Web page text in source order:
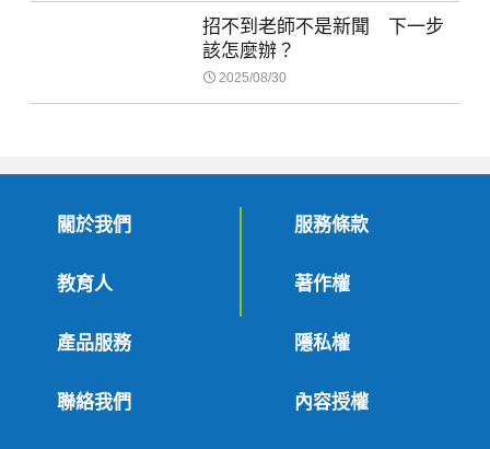
招不到老師不是新聞 下一步
該怎麼辦？
2025/08/30
關於我們
教育人
產品服務
聯絡我們
服務條款
著作權
隱私權
內容授權